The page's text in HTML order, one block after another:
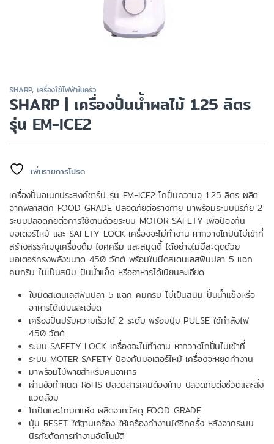
SHARP,เครื่องใช้ไฟฟ้าในครัว
SHARP | เครื่องปั่นน้ำผลไม้ 1.25 ลิตร
รุ่น EM-ICE2
เพิ่มรายการโปรด
เครื่องปั่นอเนกประสงค์ชาร์ป รุ่น EM-ICE2 โถปั่นความจุ 1.25 ลิตร ผลิต
จากพลาสติก FOOD GRADE ปลอดภัยต่อร่างกาย มาพร้อมระบบนิรภัย 2
ระบบปลอดภัยต่อการใช้งานด้วยระบบ MOTOR SAFETY เพื่อป้องกัน
มอเตอร์ไหม้ และ SAFETY LOCK เครื่องจะไม่ทำงาน หากวางโถปั่นไม่เข้าที่
สร้างสรรค์เมนูเครื่องดื่ม ไอศครีม และสมูตตี้ ได้อย่างไม่มีสะดุดด้วย
มอเตอร์ทรงพลังขนาด 450 วัตต์ พร้อมใบมีดสเตนเลสฟันปลา 5 แฉก
คมกริบ ไม่เป็นสนิม ปั่นน้ำแข็ง หรืออาหารได้เนียนละเอียด
ใบมีดสเตนเลสฟันปลา 5 แฉก คมกริบ ไม่เป็นสนิม ปั่นน้ำแข็งหรือ
อาหารได้เนียนละเอียด
เครื่องปั่นปรับความเร็วได้ 2 ระดับ พร้อมปุ่ม PULSE ใช้กำลังไฟ
450 วัตต์
ระบบ SAFETY LOCK เครื่องจะไม่ทำงาน หากวางโถปั่นไม่เข้าที่
ระบบ MOTER SAFETY ป้องกันมอเตอร์ไหม้ เครื่องจะหยุดทำงาน
มาพร้อมไม้พายสำหรับคนอาหาร
ผ่านข้อกำหนด RoHS ปลอดสารเคมีต้องห้าม ปลอดภัยต่อชีวิตและสิ่ง
แวดล้อม
โถปั่นและโถบดแห้ง ผลิตจากวัสดุ FOOD GRADE
ปุ่ม RESET ใต้ฐานเครื่อง ให้เครื่องทำงานได้อีกครั้ง หลังจากระบบ
นิรภัยตัดการทำงานอัตโนมัติ